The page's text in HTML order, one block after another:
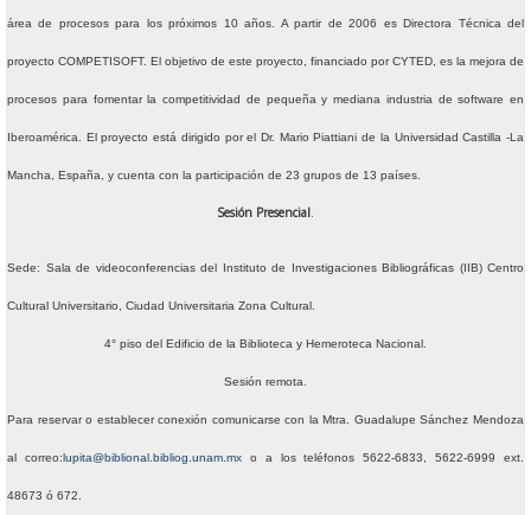
Agosto: 17
Junio: 17
Mayo: 20
Abril: 07
Marzo: 25
Enero: 21
área de procesos para los próximos 10 años. A partir de 2006 es Directora Técnica del
proyecto COMPETISOFT. El objetivo de este proyecto, financiado por CYTED, es la mejora de
procesos para fomentar la competitividad de pequeña y mediana industria de software en
Iberoamérica. El proyecto está dirigido por el Dr. Mario Piattiani de la Universidad Castilla -La
Mancha, España, y cuenta con la participación de 23 grupos de 13 países.
Sesión Presencial.
Sede: Sala de videoconferencias del Instituto de Investigaciones Bibliográficas (IIB) Centro
Cultural Universitario, Ciudad Universitaria Zona Cultural.
4° piso del Edificio de la Biblioteca y Hemeroteca Nacional.
Sesión remota.
Para reservar o establecer conexión comunicarse con la Mtra. Guadalupe Sánchez Mendoza
al correo:lupita@biblional.bibliog.unam.mxo a los teléfonos 5622-6833, 5622-6999 ext.
48673 ó 672.